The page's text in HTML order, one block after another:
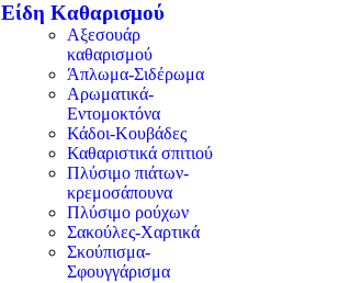
Είδη Καθαρισμού
Αξεσουάρ
καθαρισμού
Άπλωμα-Σιδέρωμα
Αρωματικά-
Εντομοκτόνα
Κάδοι-Κουβάδες
Καθαριστικά σπιτιού
Πλύσιμο πιάτων-
κρεμοσάπουνα
Πλύσιμο ρούχων
Σακούλες-Χαρτικά
Σκούπισμα-
Σφουγγάρισμα